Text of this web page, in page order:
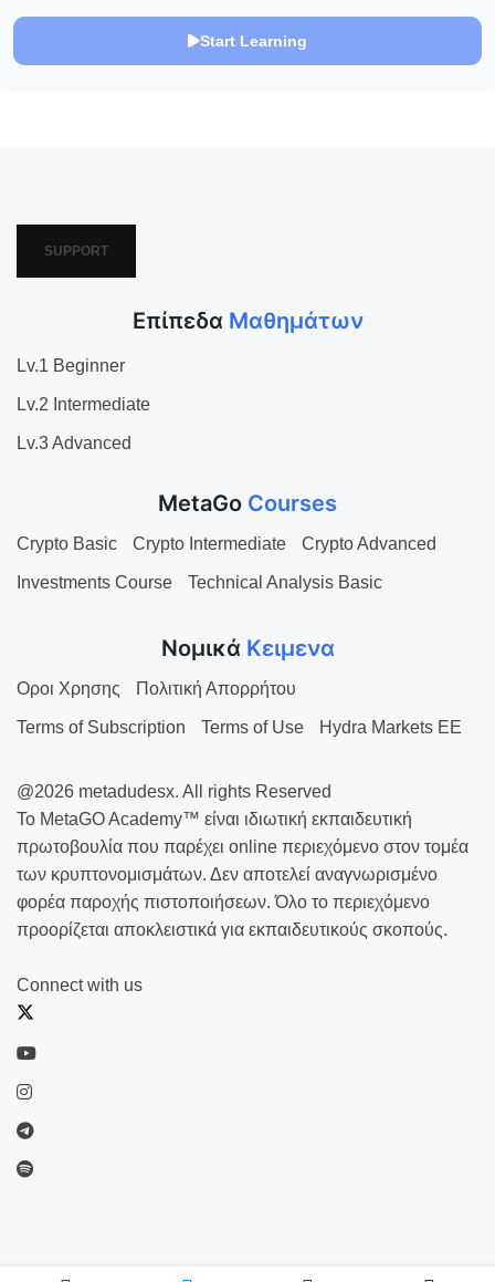
Start Learning
SUPPORT
Επίπεδα Μαθημάτων
Lv.1 Beginner
Lv.2 Intermediate
Lv.3 Advanced
MetaGo Courses
Crypto Basic Crypto Intermediate Crypto Advanced
Investments Course Technical Analysis Basic
Νομικά Κειμενα
Οροι Χρησης Πολιτική Απορρήτου
Terms of Subscription Terms of Use Hydra Markets EE
@2026 metadudesx. All rights Reserved
Το MetaGO Academy™ είναι ιδιωτική εκπαιδευτική
πρωτοβουλία που παρέχει online περιεχόμενο στον τομέα
των κρυπτονομισμάτων. Δεν αποτελεί αναγνωρισμένο
φορέα παροχής πιστοποιήσεων. Όλο το περιεχόμενο
προορίζεται αποκλειστικά για εκπαιδευτικούς σκοπούς.
Connect with us